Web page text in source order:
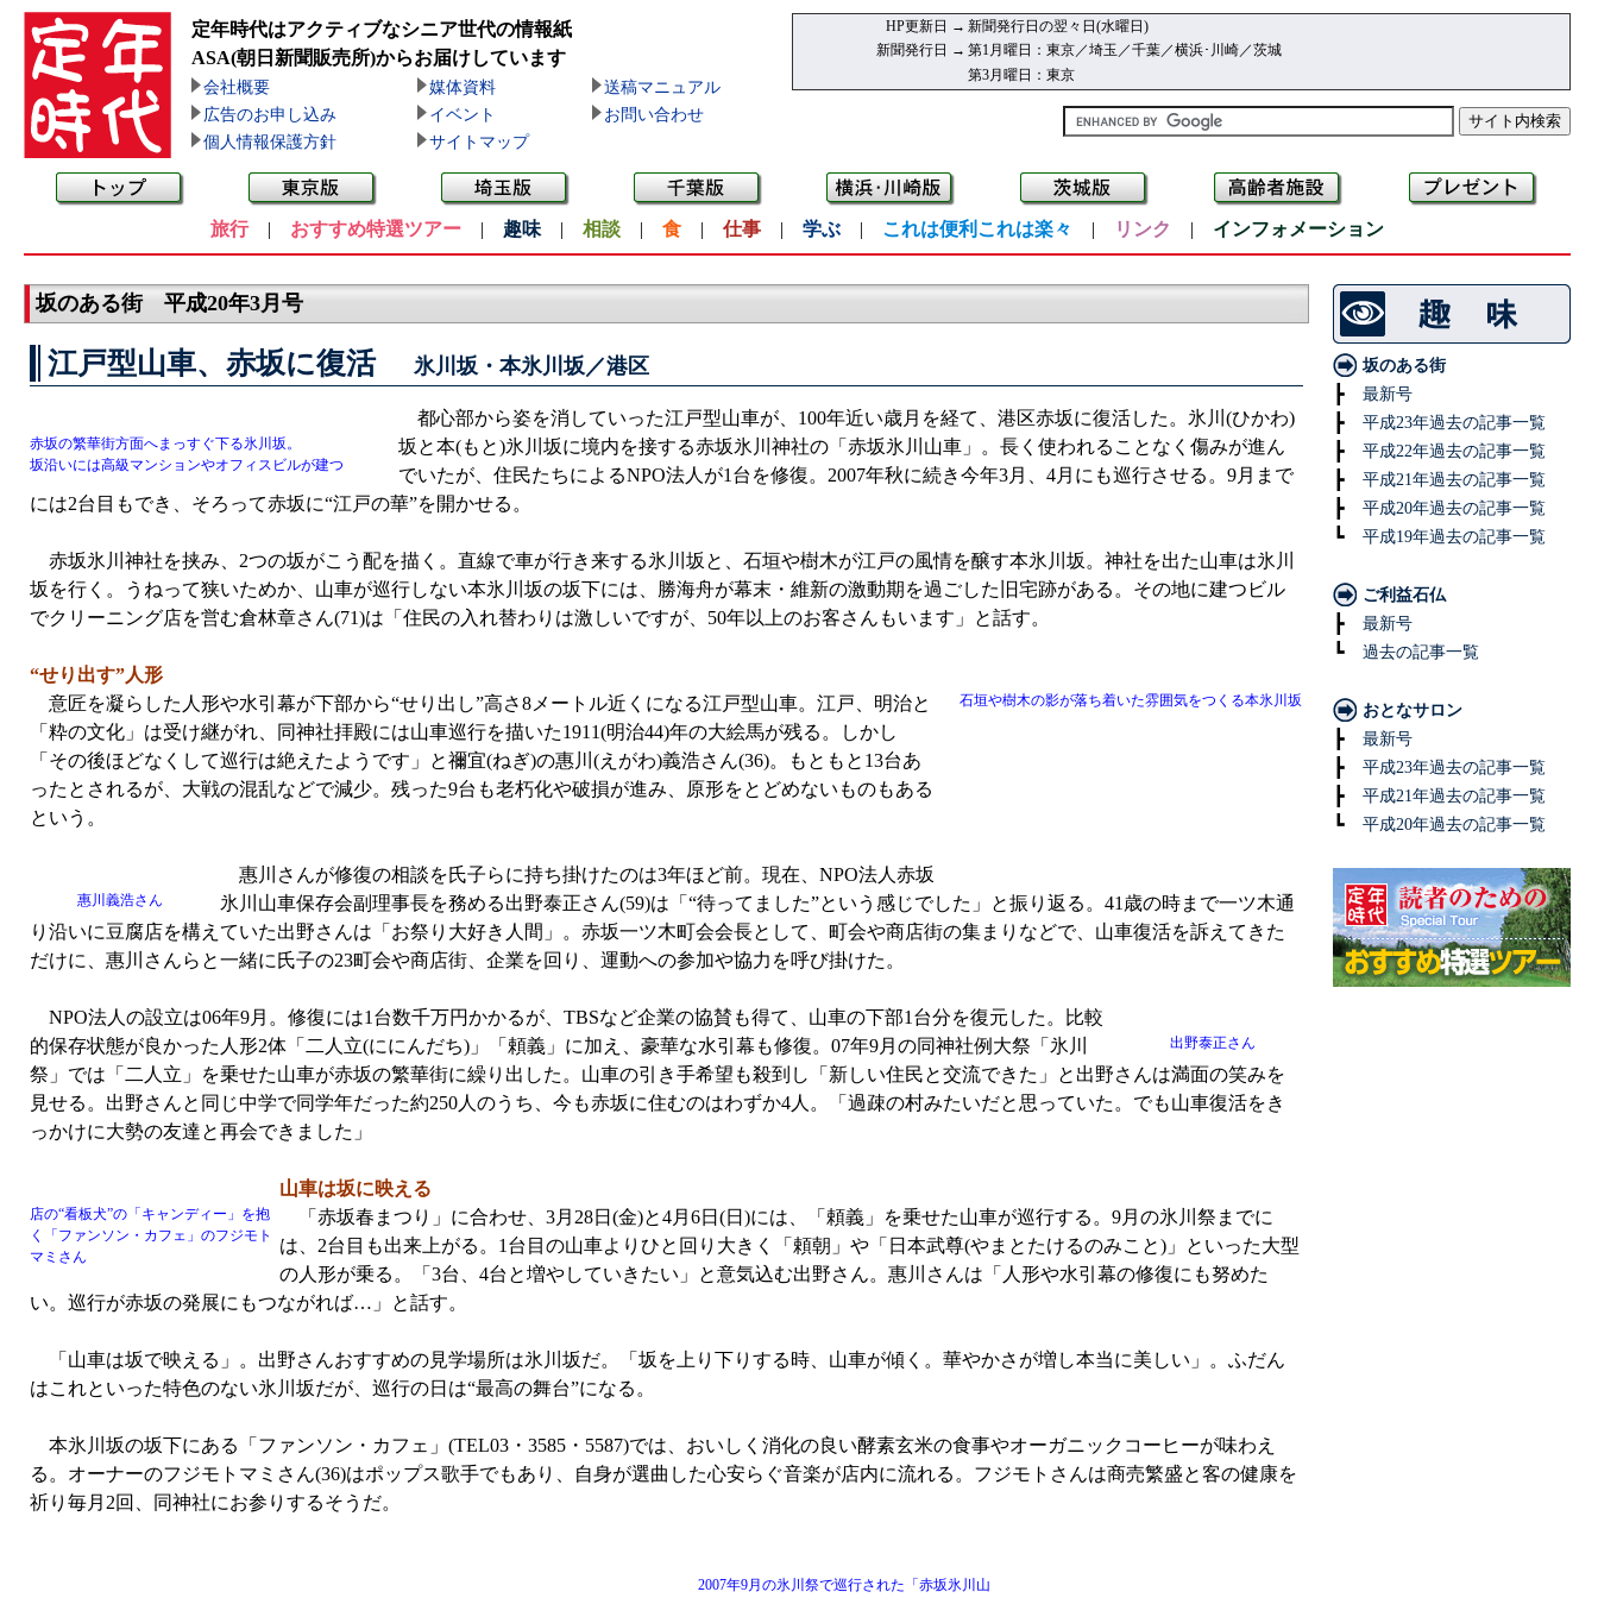
定年時代はアクティブなシニア世代の情報紙
ASA(朝日新聞販売所)からお届けしています
会社概要 媒体資料
送稿マニュアル
広告のお申し込み
イベント
お問い合わせ
個人情報保護方針
サイトマップ
HP更新日 → 新聞発行日の翌々日(水曜日)
新聞発行日 → 第1月曜日：東京／埼玉／千葉／横浜･川崎／茨城
第3月曜日：東京
旅行| おすすめ特選ツアー | 趣味 | 相談 | 食 | 仕事 | 学ぶ | これは便利これは楽々 | リンク | インフォメーション
坂のある街 平成20年3月号
江戸型山車、赤坂に復活 氷川坂・本氷川坂／港区
赤坂の繁華街方面へまっすぐ下る氷川坂。
坂沿いには高級マンションやオフィスビルが建つ
都心部から姿を消していった江戸型山車が、100年近い歳月を経て、港区赤坂に復活した。氷川(ひかわ)
坂と本(もと)氷川坂に境内を接する赤坂氷川神社の「赤坂氷川山車」。長く使われることなく傷みが進ん
でいたが、住民たちによるNPO法人が1台を修復。2007年秋に続き今年3月、4月にも巡行させる。9月まで
には2台目もでき、そろって赤坂に“江戸の華”を開かせる。
赤坂氷川神社を挟み、2つの坂がこう配を描く。直線で車が行き来する氷川坂と、石垣や樹木が江戸の風情を醸す本氷川坂。神社を出た山車は氷川
坂を行く。うねって狭いためか、山車が巡行しない本氷川坂の坂下には、勝海舟が幕末・維新の激動期を過ごした旧宅跡がある。その地に建つビル
でクリーニング店を営む倉林章さん(71)は「住民の入れ替わりは激しいですが、50年以上のお客さんもいます」と話す。
石垣や樹木の影が落ち着いた雰囲気をつくる本氷川坂
“せり出す”人形
意匠を凝らした人形や水引幕が下部から“せり出し”高さ8メートル近くになる江戸型山車。江戸、明治と
「粋の文化」は受け継がれ、同神社拝殿には山車巡行を描いた1911(明治44)年の大絵馬が残る。しかし
「その後ほどなくして巡行は絶えたようです」と禰宜(ねぎ)の惠川(えがわ)義浩さん(36)。もともと13台あ
ったとされるが、大戦の混乱などで減少。残った9台も老朽化や破損が進み、原形をとどめないものもある
という。
惠川義浩さん
惠川さんが修復の相談を氏子らに持ち掛けたのは3年ほど前。現在、NPO法人赤坂
氷川山車保存会副理事長を務める出野泰正さん(59)は「“待ってました”という感じでした」と振り返る。41歳の時まで一ツ木通
り沿いに豆腐店を構えていた出野さんは「お祭り大好き人間」。赤坂一ツ木町会会長として、町会や商店街の集まりなどで、山車復活を訴えてきた
だけに、惠川さんらと一緒に氏子の23町会や商店街、企業を回り、運動への参加や協力を呼び掛けた。
出野泰正さん
NPO法人の設立は06年9月。修復には1台数千万円かかるが、TBSなど企業の協賛も得て、山車の下部1台分を復元した。比較
的保存状態が良かった人形2体「二人立(ににんだち)」「頼義」に加え、豪華な水引幕も修復。07年9月の同神社例大祭「氷川
祭」では「二人立」を乗せた山車が赤坂の繁華街に繰り出した。山車の引き手希望も殺到し「新しい住民と交流できた」と出野さんは満面の笑みを
見せる。出野さんと同じ中学で同学年だった約250人のうち、今も赤坂に住むのはわずか4人。「過疎の村みたいだと思っていた。でも山車復活をき
っかけに大勢の友達と再会できました」
店の“看板犬”の「キャンディー」を抱
く「ファンソン・カフェ」のフジモト
マミさん
山車は坂に映える
「赤坂春まつり」に合わせ、3月28日(金)と4月6日(日)には、「頼義」を乗せた山車が巡行する。9月の氷川祭までに
は、2台目も出来上がる。1台目の山車よりひと回り大きく「頼朝」や「日本武尊(やまとたけるのみこと)」といった大型
の人形が乗る。「3台、4台と増やしていきたい」と意気込む出野さん。惠川さんは「人形や水引幕の修復にも努めた
い。巡行が赤坂の発展にもつながれば…」と話す。
「山車は坂で映える」。出野さんおすすめの見学場所は氷川坂だ。「坂を上り下りする時、山車が傾く。華やかさが増し本当に美しい」。ふだん
はこれといった特色のない氷川坂だが、巡行の日は“最高の舞台”になる。
本氷川坂の坂下にある「ファンソン・カフェ」(TEL03・3585・5587)では、おいしく消化の良い酵素玄米の食事やオーガニックコーヒーが味わえ
る。オーナーのフジモトマミさん(36)はポップス歌手でもあり、自身が選曲した心安らぐ音楽が店内に流れる。フジモトさんは商売繁盛と客の健康を
祈り毎月2回、同神社にお参りするそうだ。
2007年9月の氷川祭で巡行された「赤坂氷川山
坂のある街
┣ 最新号
┣ 平成23年過去の記事一覧
┣ 平成22年過去の記事一覧
┣ 平成21年過去の記事一覧
┣ 平成20年過去の記事一覧
┗ 平成19年過去の記事一覧
ご利益石仏
┣ 最新号
┗ 過去の記事一覧
おとなサロン
┣ 最新号
┣ 平成23年過去の記事一覧
┣ 平成21年過去の記事一覧
┗ 平成20年過去の記事一覧